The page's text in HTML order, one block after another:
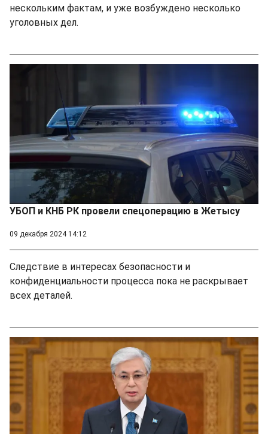
нескольким фактам, и уже возбуждено несколько
уголовных дел.
УБОП и КНБ РК провели спецоперацию в Жетысу
09 декабря 2024 14:12
Следствие в интересах безопасности и
конфиденциальности процесса пока не раскрывает
всех деталей.